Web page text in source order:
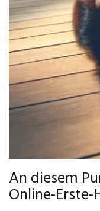
An diesem
Online-